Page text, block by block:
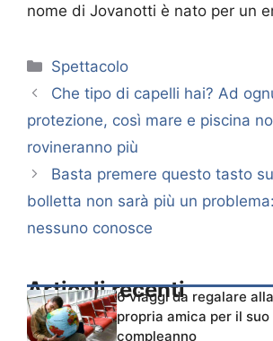
nome di Jovanotti è nato per un
Categorie
Spettacolo
Che tipo di capelli hai? Ad
protezione, così mare e piscina
rovineranno più
Basta premere questo tasto
bolletta non sarà più un
nessuno conosce
Articoli recenti6 viaggi da regalare alla
propria amica per il suo
compleanno